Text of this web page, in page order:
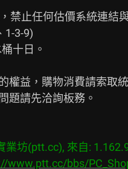
權益，購物消費請索取
題請先洽詢板務。
業坊(ptt.cc), 來自:
www.ptt.cc/bbs/